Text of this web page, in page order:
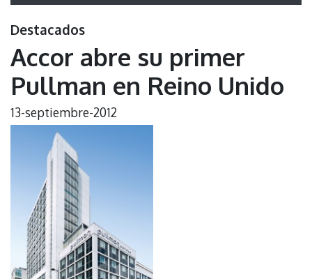
Destacados
Accor abre su primer
Pullman en Reino Unido
13-septiembre-2012